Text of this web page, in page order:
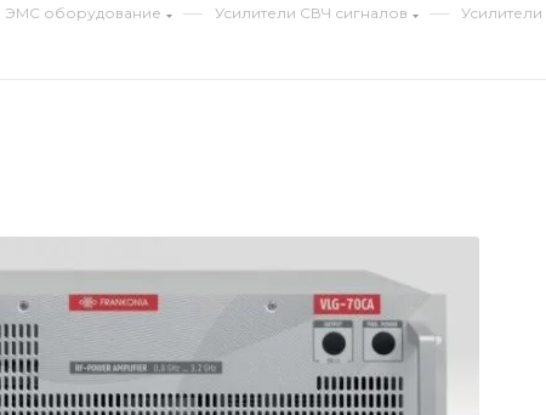
ЭМС оборудование — Усилители СВЧ сигналов — Усилители